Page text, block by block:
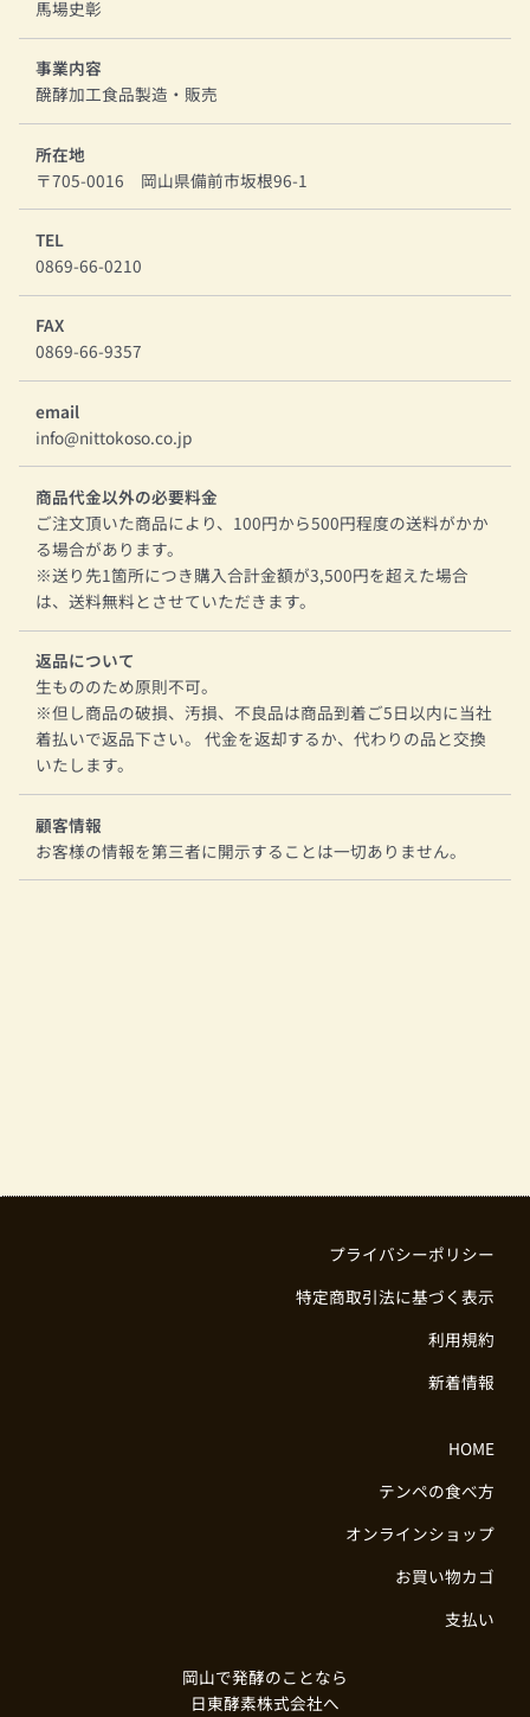
馬場史彰
事業内容
醗酵加工食品製造・販売
所在地
〒705-0016 岡山県備前市坂根96-1
TEL
0869-66-0210
FAX
0869-66-9357
email
info@nittokoso.co.jp
商品代金以外の必要料金
ご注文頂いた商品により、100円から500円程度の送料がかか
る場合があります。
※送り先1箇所につき購入合計金額が3,500円を超えた場合
は、送料無料とさせていただきます。
返品について
生もののため原則不可。
※但し商品の破損、汚損、不良品は商品到着ご5日以内に当社
着払いで返品下さい。 代金を返却するか、代わりの品と交換
いたします。
顧客情報
お客様の情報を第三者に開示することは一切ありません。
岡山で発酵のことなら
日東酵素株式会社へ
HOME
テンペの食べ方
オンラインショップ
お買い物カゴ
支払い
プライバシーポリシー
特定商取引法に基づく表示
利用規約
新着情報